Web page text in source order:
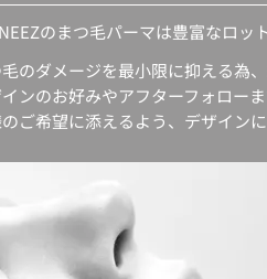
のまつ毛パーマは豊富なロッ
毛のダメージを最小限に抑える為
ンのお好みやアフターフォロー
ご希望に添えるよう、デザイン